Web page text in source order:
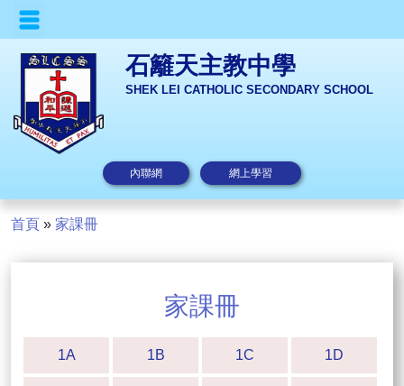
石籬天主教中學
SHEK LEI CATHOLIC SECONDARY SCHOOL
內聯網 網上學習
首頁 » 家課冊
家課冊
1A 1B 1C 1D